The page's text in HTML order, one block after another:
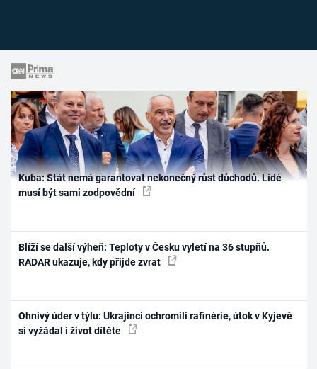
Kuba: Stát nemá garantovat nekonečný růst důchodů. Lidé
musí být sami zodpovědní
Blíží se další výheň: Teploty v Česku vyletí na 36 stupňů.
RADAR ukazuje, kdy přijde zvrat
Ohnivý úder v týlu: Ukrajinci ochromili rafinérie, útok v Kyjevě
si vyžádal i život dítěte